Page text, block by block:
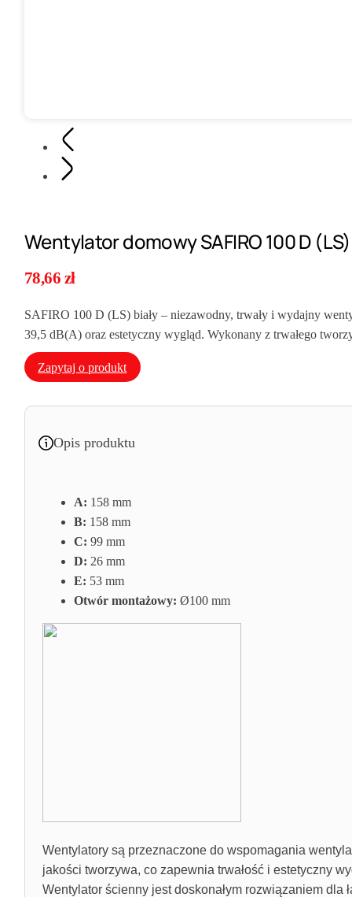
Wentylator domowy SAFIRO 100 D
78,66 zł
SAFIRO 100 D (LS) biały – niezawodny, trwały i wydajny
39,5 dB(A) oraz estetyczny wygląd. Wykonany z trwałego
Zapytaj o produkt
Opis produktu
A: 158 mm
B: 158 mm
C: 99 mm
D: 26 mm
E: 53 mm
Otwór montażowy: Ø100 mm
Wentylatory są przeznaczone do wspomagania
jakości tworzywa, co zapewnia trwałość i estetyczny
Wentylator ścienny jest doskonałym rozwiązaniem